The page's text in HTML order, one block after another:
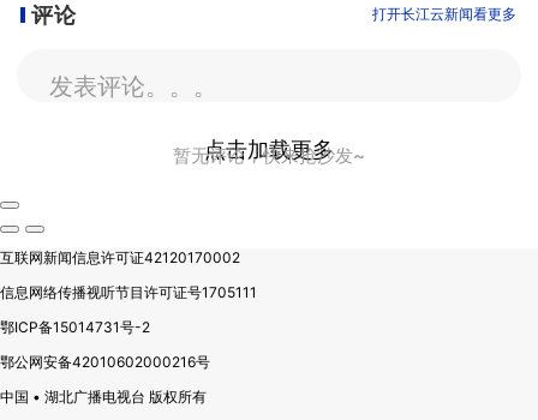
评论 打开长江云新闻看更多
发表评论。。。
暂无评论，快来抢沙发~
点击加载更多
互联网新闻信息许可证42120170002
信息网络传播视听节目许可证号1705111
鄂ICP备15014731号-2
鄂公网安备42010602000216号
中国 • 湖北广播电视台 版权所有